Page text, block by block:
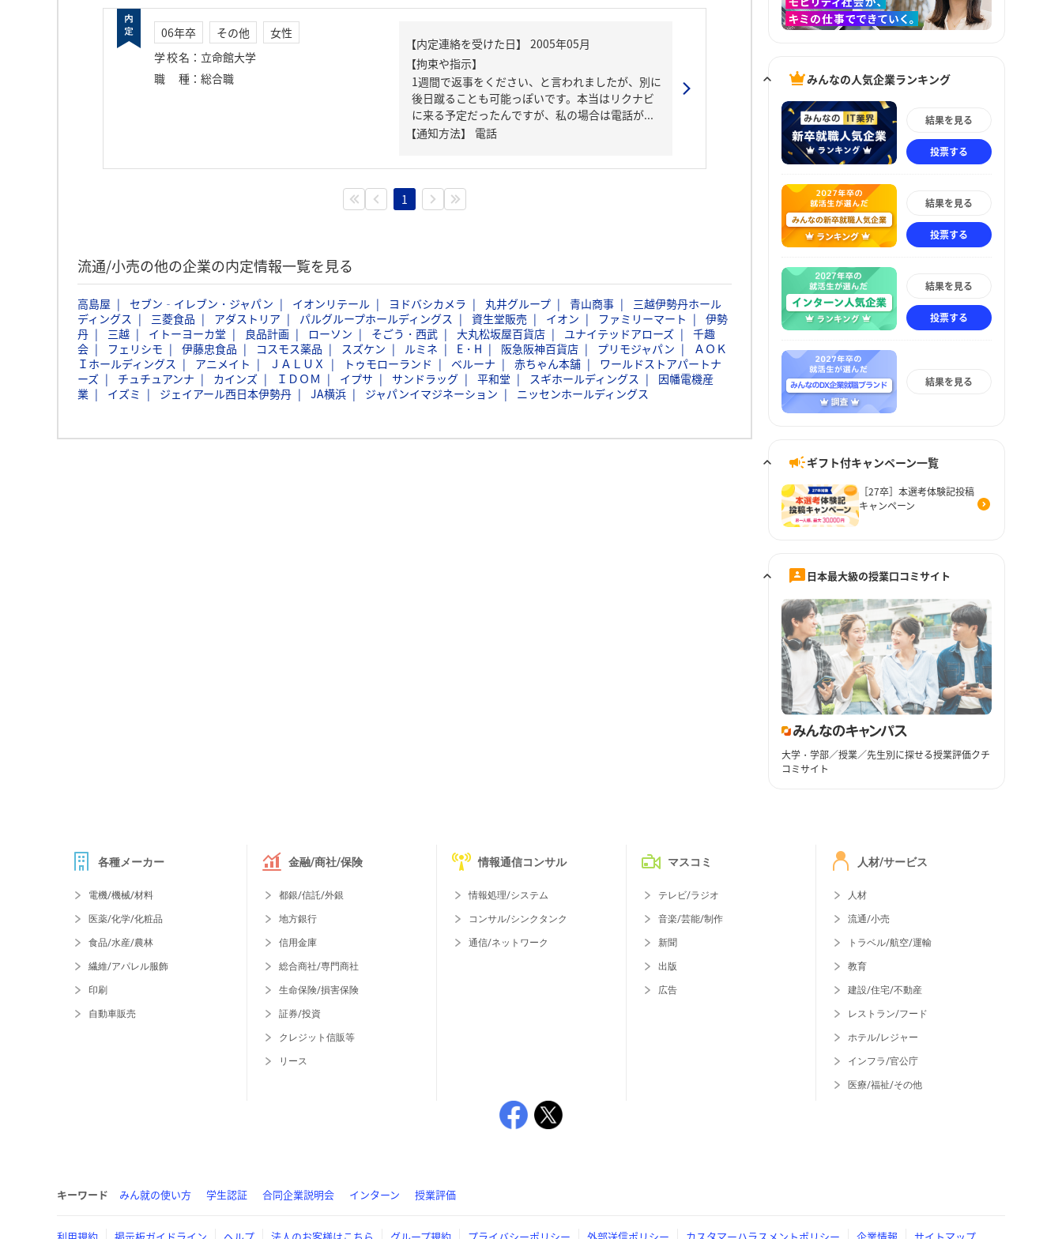
06年卒 その他
女性
学校名 ： 立命館大学
職種 ： 総合職
【内定連絡を受けた日】
2005年05月
【拘束や指示】
1週間で返事をください、と言われましたが、別に
後日蹴ることも可能っぽいです。本当はリクナビ
に来る予定だったんですが、私の場合は電話が...
【通知方法】
電話
1
流通/小売の他の企業の内定情報一覧を見る
高島屋 セブン‐イレブン・ジャパン イオンリテール ヨドバシカメラ 丸井グループ 青山商事
三越伊勢丹ホール
ディングス
三菱食品 アダストリア パルグループホールディングス 資生堂販売 イオン ファミリーマート
伊勢
丹
三越 イトーヨーカ堂 良品計画 ローソン そごう・西武 大丸松坂屋百貨店 ユナイテッドアローズ
千趣
会
フェリシモ 伊藤忠食品 コスモス薬品 スズケン ルミネ E・H 阪急阪神百貨店 プリモジャパン
ＡＯＫ
Ｉホールディングス
アニメイト ＪＡＬＵＸ トゥモローランド ベルーナ 赤ちゃん本舗
ワールドストアパートナ
ーズ
チュチュアンナ カインズ ＩＤＯＭ イプサ サンドラッグ 平和堂 スギホールディングス
因幡電機産
業
イズミ ジェイアール西日本伊勢丹 JA横浜 ジャパンイマジネーション ニッセンホールディングス
みんなの人気企業ランキング
結果を見る
投票する
結果を見る
投票する
結果を見る
投票する
結果を見る
ギフト付キャンペーン一覧
［27卒］本選考体験記投稿
キャンペーン
日本最大級の授業口コミサイト
大学・学部／授業／先生別に探せる授業評価クチ
コミサイト
各種メーカー
電機/機械/材料
医薬/化学/化粧品
食品/水産/農林
繊維/アパレル服飾
印刷
自動車販売
金融/商社/保険
都銀/信託/外銀
地方銀行
信用金庫
総合商社/専門商社
生命保険/損害保険
証券/投資
クレジット信販等
リース
情報通信コンサル
情報処理/システム
コンサル/シンクタンク
通信/ネットワーク
マスコミ
テレビ/ラジオ
音楽/芸能/制作
新聞
出版
広告
人材/サービス
人材
流通/小売
トラベル/航空/運輸
教育
建設/住宅/不動産
レストラン/フード
ホテル/レジャー
インフラ/官公庁
医療/福祉/その他
キーワード みん就の使い方 学生認証 合同企業説明会 インターン 授業評価